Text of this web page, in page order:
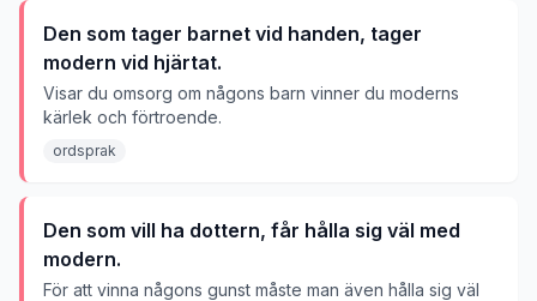
Den som tager barnet vid handen, tager
modern vid hjärtat.
Visar du omsorg om någons barn vinner du moderns
kärlek och förtroende.
ordsprak
Den som vill ha dottern, får hålla sig väl med
modern.
För att vinna någons gunst måste man även hålla sig väl